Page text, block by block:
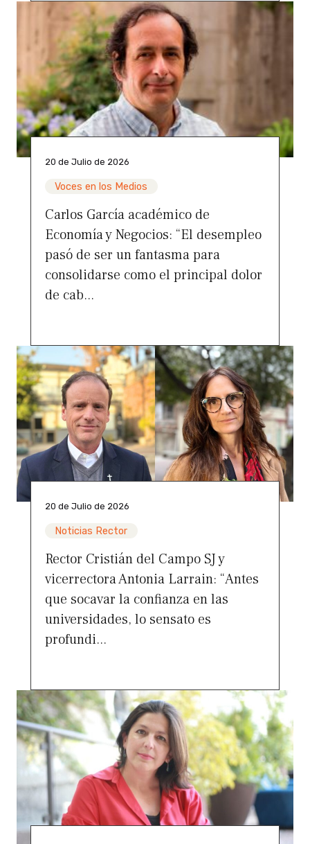
20 de Julio de 2026
Voces en los Medios
Carlos García académico de
Economía y Negocios: “El desempleo
pasó de ser un fantasma para
consolidarse como el principal dolor
de cab...
20 de Julio de 2026
Noticias Rector
Rector Cristián del Campo SJ y
vicerrectora Antonia Larrain: “Antes
que socavar la confianza en las
universidades, lo sensato es
profundi...